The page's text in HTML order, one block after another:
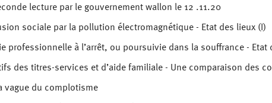
lecture par le gouvernement wallon le 12 .11.20
sociale par la pollution électromagnétique - Etat des lieux (I)
professionnelle à l’arrêt, ou poursuivie dans la souffrance - Etat
des titres-services et d’aide familiale - Une comparaison des
vague du complotisme